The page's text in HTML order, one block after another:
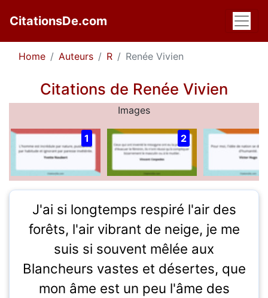
CitationsDe.com
Home Auteurs R Renée Vivien
Citations de Renée Vivien
Images
1 2
J'ai si longtemps respiré l'air des
forêts, l'air vibrant de neige, je me
suis si souvent mêlée aux
Blancheurs vastes et désertes, que
mon âme est un peu l'âme des